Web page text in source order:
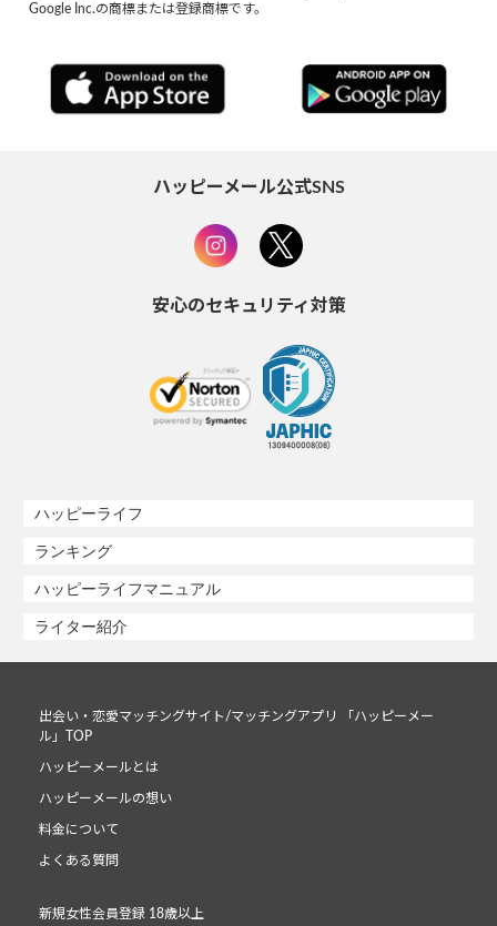
Google Inc.の商標または登録商標です。
ハッピーメール公式SNS
安心のセキュリティ対策
ハッピーライフ
ランキング
ハッピーライフマニュアル
ライター紹介
出会い・恋愛マッチングサイト/マッチングアプリ 「ハッピーメー
ル」TOP
ハッピーメールとは
ハッピーメールの想い
料金について
よくある質問
新規女性会員登録 18歳以上